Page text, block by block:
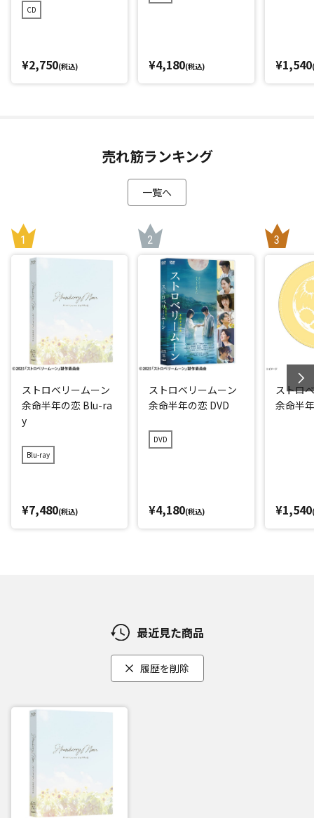
CD
¥2,750(税込) ¥4,180(税込) ¥1,540
売れ筋ランキング
一覧へ
ストロベリームーン
余命半年の恋 Blu-ra
y
Blu-ray
¥7,480(税込)
ストロベリームーン
余命半年の恋 DVD
DVD
¥4,180(税込)
ストロ
余命半
¥1,540
最近見た商品
履歴を削除